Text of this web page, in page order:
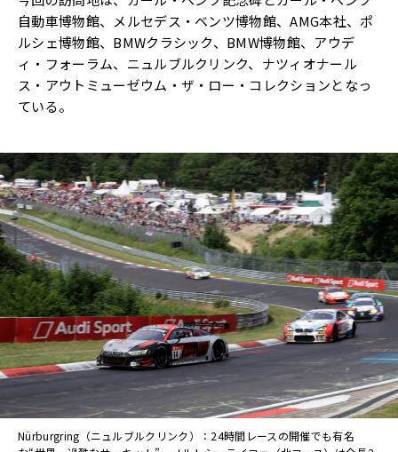
自動車博物館、メルセデス・ベンツ博物館、AMG本社、ポ
ルシェ博物館、BMWクラシック、BMW博物館、アウデ
ィ・フォーラム、ニュルブルクリンク、ナツィオナール
ス・アウトミューゼウム・ザ・ロー・コレクションとなっ
ている。
Nürburgring（ニュルブルクリンク）：24時間レースの開催でも有名